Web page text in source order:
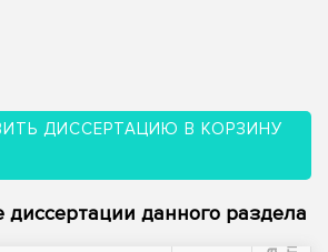
ДИССЕРТАЦИЮ В КОРЗИНУ
данного раздела